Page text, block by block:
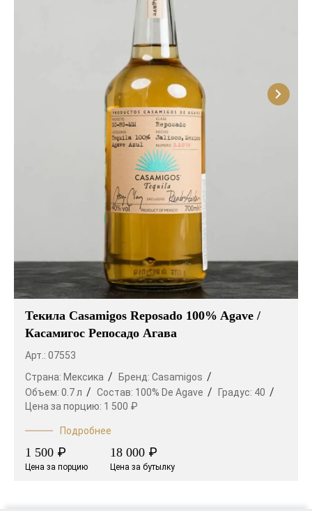
Текила Casamigos Reposado 100% Agave /
Касамигос Репосадо Агава
Арт.: 07553
Страна: Мексика Бренд: Casamigos
Объем: 0.7 л Состав: 100% De Agave Градус: 40
Цена за порцию: 1 500 ₽
Подробнее
1 500 ₽
Цена за порцию
18 000 ₽
Цена за бутылку